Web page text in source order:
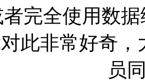
完全使用数
此非常好奇，
员